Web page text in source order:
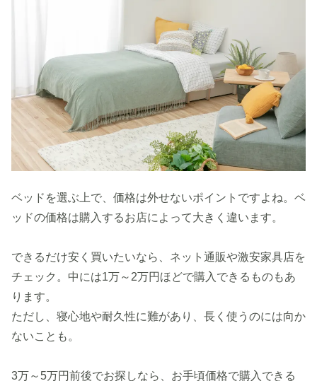
ベッドを選ぶ上で、価格は外せないポイントですよね。ベ
ッドの価格は購入するお店によって大きく違います。
できるだけ安く買いたいなら、ネット通販や激安家具店を
チェック。中には1万～2万円ほどで購入できるものもあ
ります。
ただし、寝心地や耐久性に難があり、長く使うのには向か
ないことも。
3万～5万円前後でお探しなら、お手頃価格で購入できる